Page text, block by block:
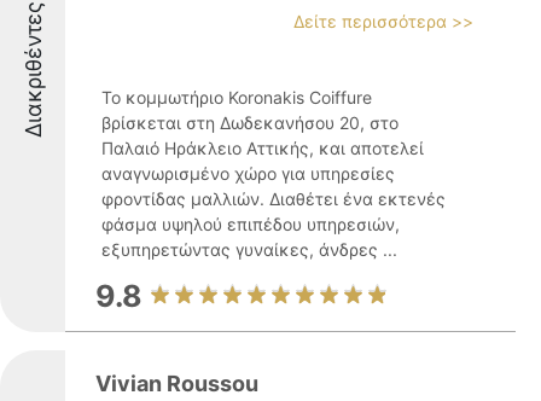
Διακριθέντες Δείτε περισσότερα >>
Το κομμωτήριο Koronakis Coiffure
βρίσκεται στη Δωδεκανήσου 20, στο
Παλαιό Ηράκλειο Αττικής, και αποτελεί
αναγνωρισμένο χώρο για υπηρεσίες
φροντίδας μαλλιών. Διαθέτει ένα εκτενές
φάσμα υψηλού επιπέδου υπηρεσιών,
εξυπηρετώντας γυναίκες, άνδρες ...
9.8
Vivian Roussou